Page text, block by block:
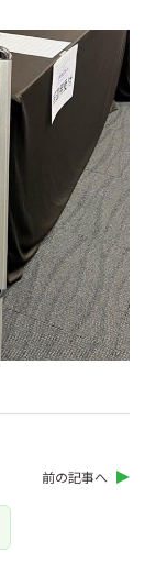
前の記事へ